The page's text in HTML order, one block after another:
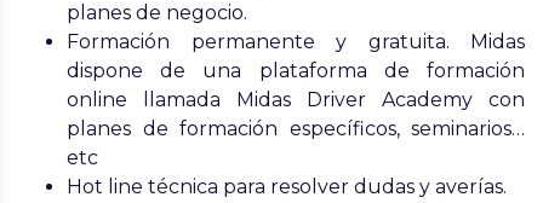
planes de negocio.
Formación permanente y gratuita. Midas
dispone de una plataforma de formación
online llamada Midas Driver Academy con
planes de formación específicos, seminarios…
etc
Hot line técnica para resolver dudas y averías.